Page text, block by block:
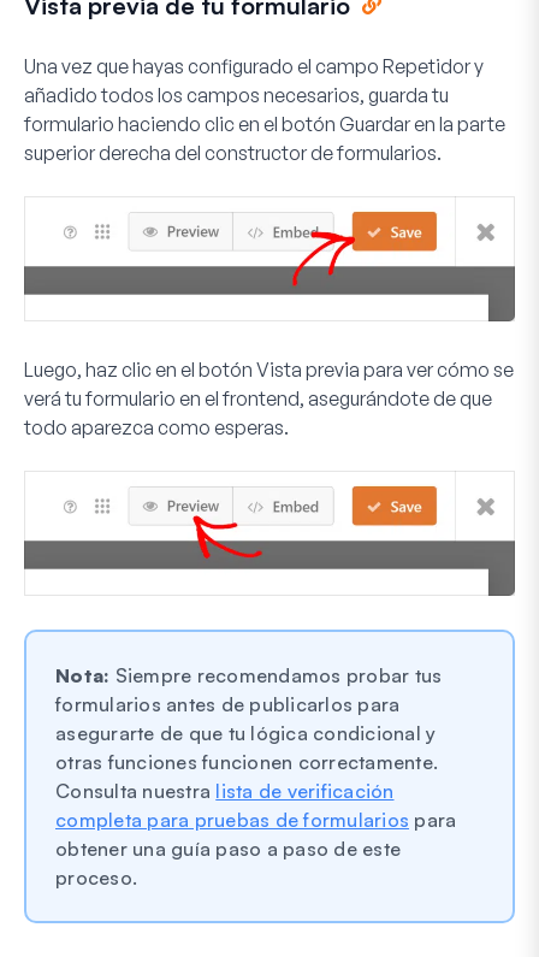
Una vez que hayas configurado el campo Repetidor y
añadido todos los campos necesarios, guarda tu
formulario haciendo clic en el botón Guardaren la parte
superior derecha del constructor de formularios.
Luego, haz clic en el botón Vista previa para ver cómo se
verá tu formulario en el frontend, asegurándote de que
todo aparezca como esperas.
Nota: Siempre recomendamos probar tus
formularios antes de publicarlos para
asegurarte de que tu lógica condicional y
otras funciones funcionen correctamente.
Consulta nuestra lista de verificación
completa para pruebas de formularios para
obtener una guía paso a paso de este
proceso.